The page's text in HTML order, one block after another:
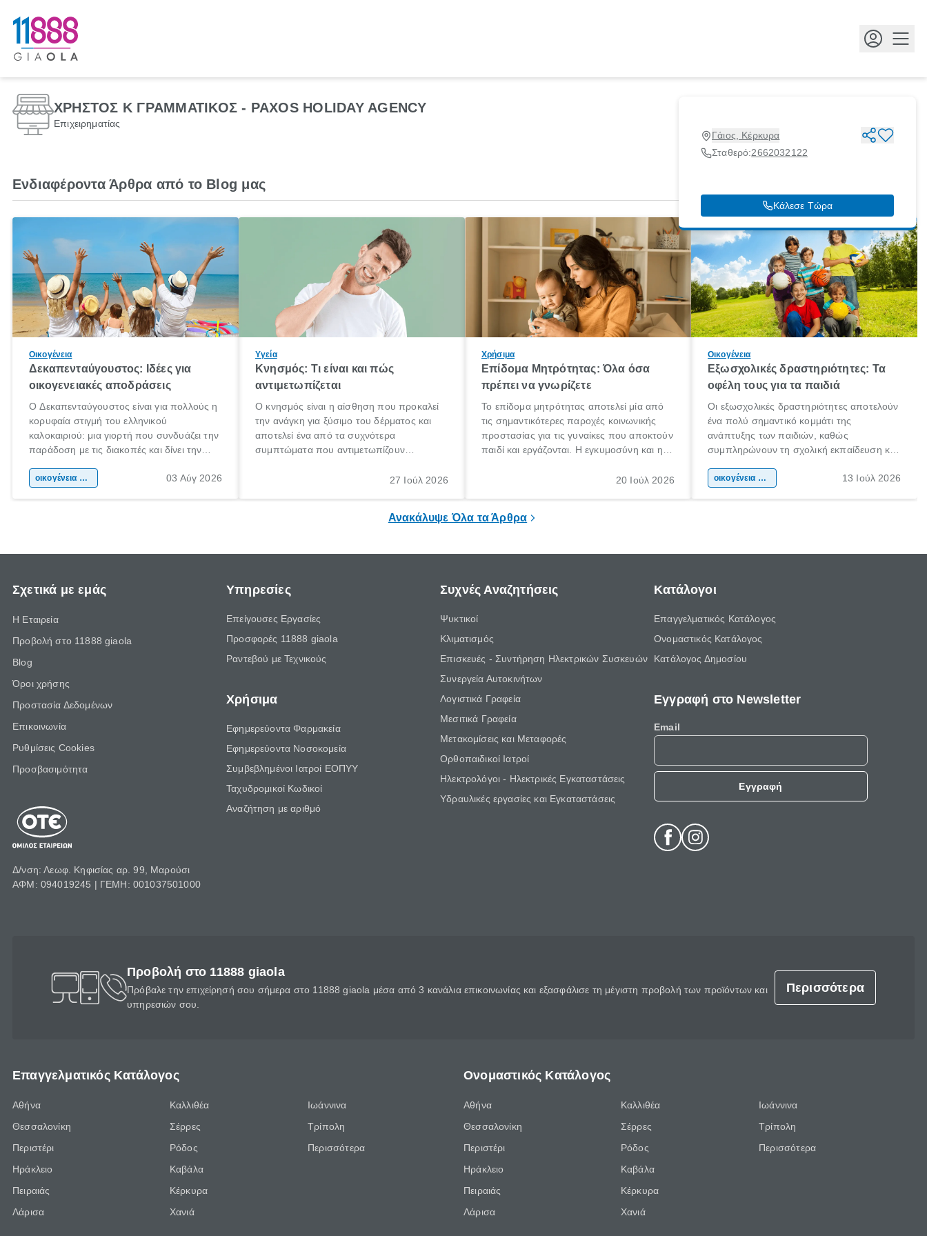
ΧΡΗΣΤΟΣ Κ ΓΡΑΜΜΑΤΙΚΟΣ - PAXOS HOLIDAY AGENCY
Επιχειρηματίας
Γάιος, Κέρκυρα
Σταθερό:2662032122
Κάλεσε Τώρα
Ενδιαφέροντα Άρθρα από το Blog μας
Οικογένεια
Δεκαπενταύγουστος: Ιδέες για
οικογενειακές αποδράσεις
Ο Δεκαπενταύγουστος είναι για πολλούς η
κορυφαία στιγμή του ελληνικού
καλοκαιριού: μια γιορτή που συνδυάζει την
παράδοση με τις διακοπές και δίνει την
χώρας. Είτε πρόκειται για λίγες μέρες
οικογένεια & παιδί 03 Αύγ 2026
Υγεία
Κνησμός: Τι είναι και πώς
αντιμετωπίζεται
Ο κνησμός είναι η αίσθηση που προκαλεί
την ανάγκη για ξύσιμο του δέρματος και
αποτελεί ένα από τα συχνότερα
συμπτώματα που αντιμετωπίζουν
πληροφορίες για το «κνησμός τι είναι»,
27 Ιούλ 2026
Χρήσιμα
Επίδομα Μητρότητας: Όλα όσα
πρέπει να γνωρίζετε
Το επίδομα μητρότητας αποτελεί μία από
τις σημαντικότερες παροχές κοινωνικής
προστασίας για τις γυναίκες που αποκτούν
παιδί και εργάζονται. Η εγκυμοσύνη και η
σημαντική περίοδος στη ζωή κάθε20 Ιούλ 2026
Οικογένεια
Εξωσχολικές δραστηριότητες: Τα
οφέλη τους για τα παιδιά
Οι εξωσχολικές δραστηριότητες αποτελούν
ένα πολύ σημαντικό κομμάτι της
ανάπτυξης των παιδιών, καθώς
συμπληρώνουν τη σχολική εκπαίδευση και
της προσωπικότητας, της κοινωνικότητας
οικογένεια & παιδί 13 Ιούλ 2026
Ανακάλυψε Όλα τα Άρθρα
Σχετικά με εμάς
Η Εταιρεία
Προβολή στο 11888 giaola
Blog
Όροι χρήσης
Προστασία Δεδομένων
Επικοινωνία
Ρυθμίσεις Cookies
Προσβασιμότητα
Δ/νση: Λεωφ. Κηφισίας αρ. 99, Μαρούσι
ΑΦΜ: 094019245 | ΓΕΜΗ: 001037501000
Υπηρεσίες
Επείγουσες Εργασίες
Προσφορές 11888 giaola
Ραντεβού με Τεχνικούς
Χρήσιμα
Εφημερεύοντα Φαρμακεία
Εφημερεύοντα Νοσοκομεία
Συμβεβλημένοι Ιατροί ΕΟΠΥΥ
Ταχυδρομικοί Κωδικοί
Αναζήτηση με αριθμό
Συχνές Αναζητήσεις
Ψυκτικοί
Κλιματισμός
Επισκευές - Συντήρηση Ηλεκτρικών Συσκευών
Συνεργεία Αυτοκινήτων
Λογιστικά Γραφεία
Μεσιτικά Γραφεία
Μετακομίσεις και Μεταφορές
Ορθοπαιδικοί Ιατροί
Ηλεκτρολόγοι - Ηλεκτρικές Εγκαταστάσεις
Υδραυλικές εργασίες και Εγκαταστάσεις
Κατάλογοι
Επαγγελματικός Κατάλογος
Ονομαστικός Κατάλογος
Κατάλογος Δημοσίου
Εγγραφή στο Newsletter
Email
Εγγραφή
Προβολή στο 11888 giaola
Πρόβαλε την επιχείρησή σου σήμερα στο 11888 giaola μέσα από 3 κανάλια επικοινωνίας και εξασφάλισε τη μέγιστη προβολή των προϊόντων και
υπηρεσιών σου.
Περισσότερα
Επαγγελματικός Κατάλογος
Αθήνα
Θεσσαλονίκη
Περιστέρι
Ηράκλειο
Πειραιάς
Λάρισα
Καλλιθέα
Σέρρες
Ρόδος
Καβάλα
Κέρκυρα
Χανιά
Ιωάννινα
Τρίπολη
Περισσότερα
Ονομαστικός Κατάλογος
Αθήνα
Θεσσαλονίκη
Περιστέρι
Ηράκλειο
Πειραιάς
Λάρισα
Καλλιθέα
Σέρρες
Ρόδος
Καβάλα
Κέρκυρα
Χανιά
Ιωάννινα
Τρίπολη
Περισσότερα